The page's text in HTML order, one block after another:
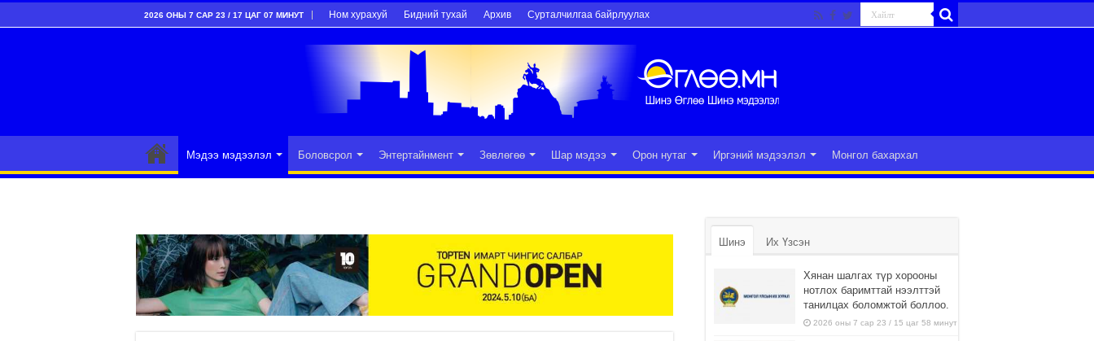
2026 ОНЫ 7 САР 23 / 17 ЦАГ 07 МИНУТ Ном хурахуй Бидний тухай Архив Сурталчилгаа байрлуулах
Мэдээ мэдээлэл Боловсрол Энтертайнмент Зөвлөгөө Шар мэдээ Орон нутаг Иргэний мэдээлэл Монгол бахархал
Шинэ Их Үзсэн
Хянан шалгах түр хорооны
нотлох баримттай нээлттэй
танилцах боломжтой боллоо.
2026 оны 7 сар 23 / 15 цаг 58 минут